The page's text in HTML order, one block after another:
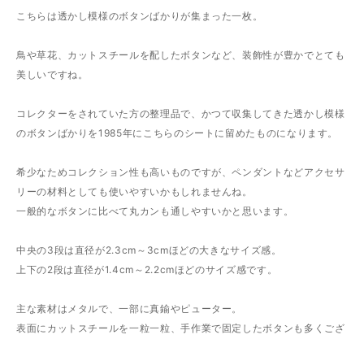
こちらは透かし模様のボタンばかりが集まった一枚。
鳥や草花、カットスチールを配したボタンなど、装飾性が豊かでとても
美しいですね。
コレクターをされていた方の整理品で、かつて収集してきた透かし模様
のボタンばかりを1985年にこちらのシートに留めたものになります。
希少なためコレクション性も高いものですが、ペンダントなどアクセサ
リーの材料としても使いやすいかもしれませんね。
一般的なボタンに比べて丸カンも通しやすいかと思います。
中央の3段は直径が2.3cm～3cmほどの大きなサイズ感。
上下の2段は直径が1.4cm～2.2cmほどのサイズ感です。
主な素材はメタルで、一部に真鍮やピューター。
表面にカットスチールを一粒一粒、手作業で固定したボタンも多くござ